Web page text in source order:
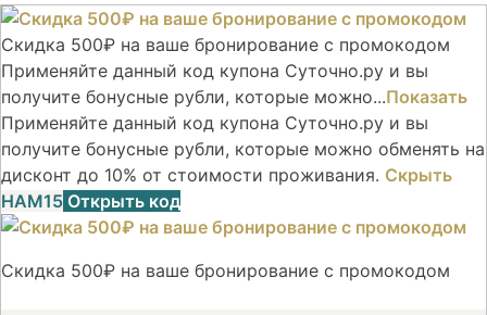
Скидка 500₽ на ваше бронирование с промокодом
Применяйте данный код купона Суточно.ру и вы
получите бонусные рубли, которые можно...Показать
Применяйте данный код купона Суточно.ру и вы
получите бонусные рубли, которые можно обменять на
дисконт до 10% от стоимости проживания. Скрыть
НАМ15 Открыть код
Скидка 500₽ на ваше бронирование с промокодом